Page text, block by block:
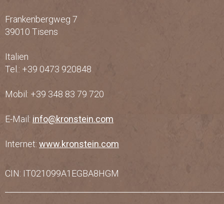
Frankenbergweg 7
39010 Tisens
Italien
Tel.: +39 0473 920848
Mobil: +39 348 83 79 720
E-Mail: info@kronstein.com
Internet: www.kronstein.com
CIN: IT021099A1EGBA8HGM